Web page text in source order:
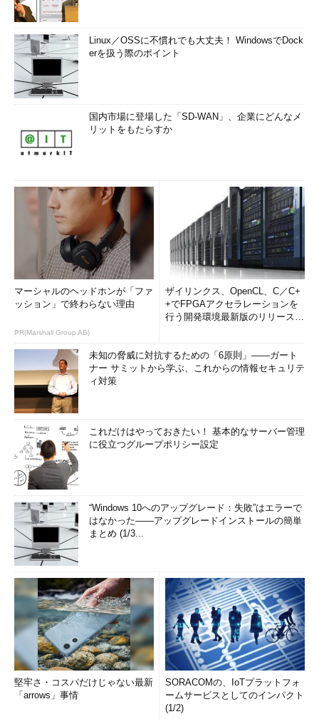
Linux／OSSに不慣れでも大丈夫！ WindowsでDock
erを扱う際のポイント
国内市場に登場した「SD-WAN」、企業にどんなメ
リットをもたらすか
マーシャルのヘッドホンが「ファ
ッション」で終わらない理由
PR(Marshall Group AB)
ザイリンクス、OpenCL、C／C+
+でFPGAアクセラレーションを
行う開発環境最新版のリリースを
未知の脅威に対抗するための「6原則」――ガート
ナー サミットから学ぶ、これからの情報セキュリテ
ィ対策
これだけはやっておきたい！ 基本的なサーバー管理
に役立つグループポリシー設定
“Windows 10へのアップグレード：失敗”はエラーで
はなかった――アップグレードインストールの簡単
まとめ (1/3...
堅牢さ・コスパだけじゃない最新
「arrows」事情
SORACOMの、IoTプラットフォ
ームサービスとしてのインパクト
(1/2)